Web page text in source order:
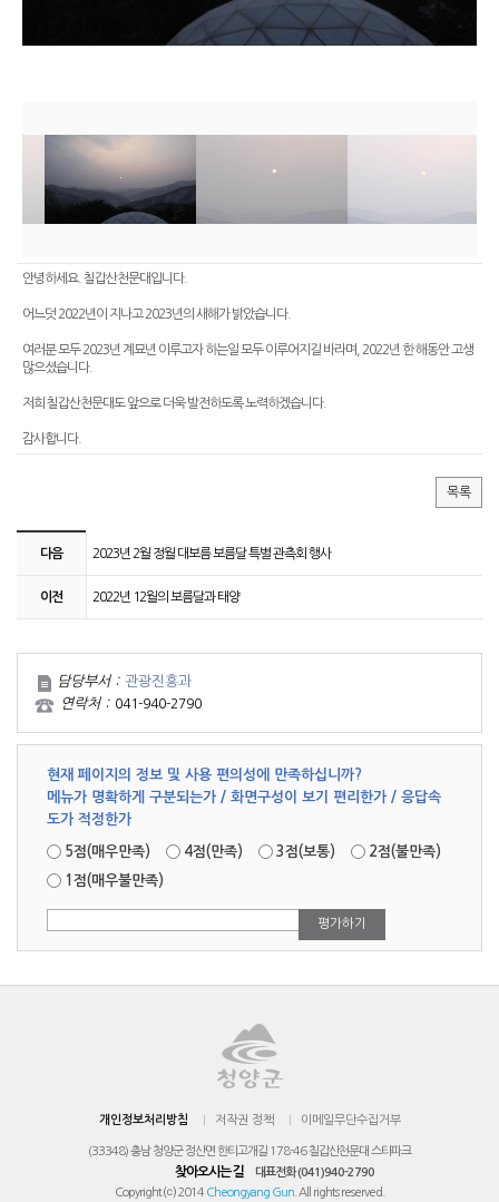
안녕하세요. 칠갑산천문대입니다.
어느덧 2022년이 지나고 2023년의 새해가 밝았습니다.
여러분 모두 2023년 계묘년 이루고자 하는일 모두 이루어지길 바라며, 2022년 한 해동안 고생
많으셨습니다.
저희 칠갑산천문대도 앞으로 더욱 발전하도록 노력하겠습니다.
감사합니다.
목록
다음 2023년 2월 정월 대보름 보름달 특별 관측회 행사
이전 2022년 12월의 보름달과 태양
담당부서 : 관광진흥과
연락처 : 041-940-2790
현재 페이지의 정보 및 사용 편의성에 만족하십니까?
메뉴가 명확하게 구분되는가 / 화면구성이 보기 편리한가 / 응답속
도가 적정한가
5점(매우만족) 4점(만족) 3점(보통)
2점(불만족)
1점(매우불만족)
개인정보처리방침 저작권 정책 이메일무단수집거부
(33348) 충남 청양군 정산면 한티고개길 178-46 칠갑산천문대 스타파크
찾아오시는 길
대표전화 (041)940-2790
Copyright ⒞ 2014 Cheongyang Gun . All rights reserved.